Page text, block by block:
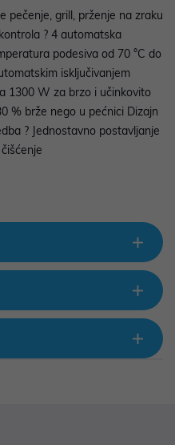
pečenje, grill, prženje na zraku
? 4 automatska
podesiva od 70 °C do
isključivanjem
1300 W za brzo i učinkovito
% brže nego u pećnici Dizajn
? Jednostavno postavljanje